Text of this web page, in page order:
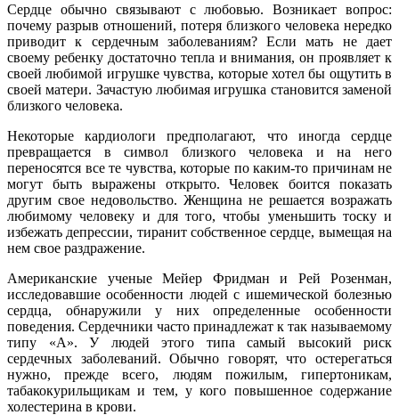
Сердце обычно связывают с любовью. Возникает вопрос:
почему разрыв отношений, потеря близкого человека нередко
приводит к сердечным заболеваниям? Если мать не дает
своему ребенку достаточно тепла и внимания, он проявляет к
своей любимой игрушке чувства, которые хотел бы ощутить в
своей матери. Зачастую любимая игрушка становится заменой
близкого человека.
Некоторые кардиологи предполагают, что иногда сердце
превращается в символ близкого человека и на него
переносятся все те чувства, которые по каким-то причинам не
могут быть выражены открыто. Человек боится показать
другим свое недовольство. Женщина не решается возражать
любимому человеку и для того, чтобы уменьшить тоску и
избежать депрессии, тиранит собственное сердце, вымещая на
нем свое раздражение.
Американские ученые Мейер Фридман и Рей Розенман,
исследовавшие особенности людей с ишемической болезнью
сердца, обнаружили у них определенные особенности
поведения. Сердечники часто принадлежат к так называемому
типу «А». У людей этого типа самый высокий риск
сердечных заболеваний. Обычно говорят, что остерегаться
нужно, прежде всего, людям пожилым, гипертоникам,
табакокурильщикам и тем, у кого повышенное содержание
холестерина в крови.